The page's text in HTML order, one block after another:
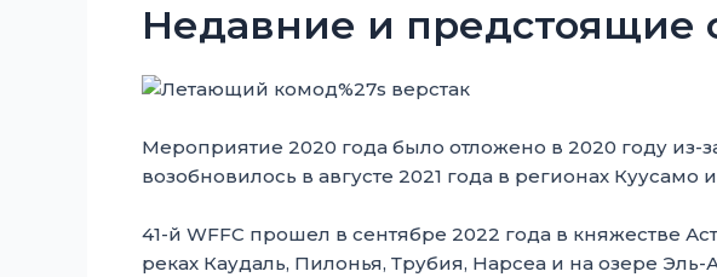
Недавние и предстоящие
Мероприятие 2020 года было отложено в 2020 году из-
возобновилось в августе 2021 года в регионах
41-й WFFC прошел в сентябре 2022 года в княжестве
реках Каудаль, Пилонья, Трубия, Нарсеа и на озере